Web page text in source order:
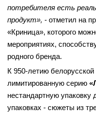
потребителя есть
продукт», - отметил на
«Криница», которого
мероприятиях,
родного бренда.
К 950-летию
лимитированную серию
нестандартную упаковку
упаковках - сюжеты из